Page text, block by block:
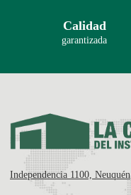
Calidad
garantizada
Independencia 1100, Neuquén